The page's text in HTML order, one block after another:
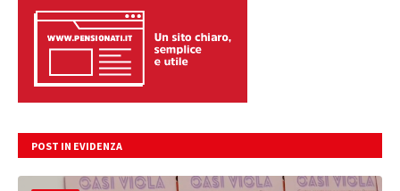
POST IN EVIDENZA